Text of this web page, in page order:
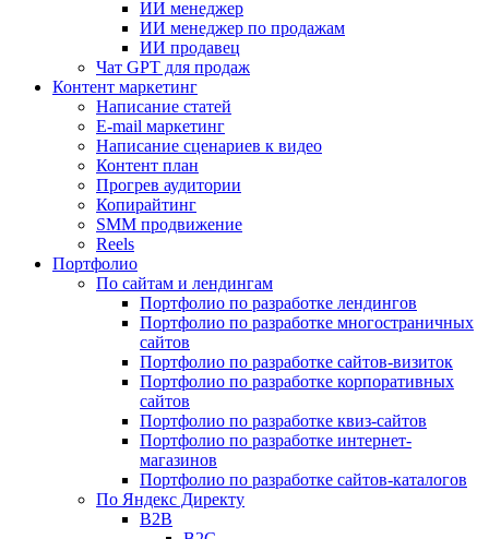
ИИ менеджер
ИИ менеджер по продажам
ИИ продавец
Чат GPT для продаж
Контент маркетинг
Написание статей
E-mail маркетинг
Написание сценариев к видео
Контент план
Прогрев аудитории
Копирайтинг
SMM продвижение
Reels
Портфолио
По сайтам и лендингам
Портфолио по разработке лендингов
Портфолио по разработке многостраничных
сайтов
Портфолио по разработке сайтов-визиток
Портфолио по разработке корпоративных
сайтов
Портфолио по разработке квиз-сайтов
Портфолио по разработке интернет-
магазинов
Портфолио по разработке сайтов-каталогов
По Яндекс Директу
B2B